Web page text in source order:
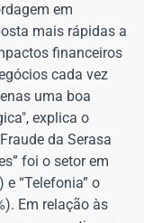
em
mais rápidas a
financeiros
cada vez
uma boa
explica o
da Serasa
foi o setor em
“Telefonia” o
Em relação às